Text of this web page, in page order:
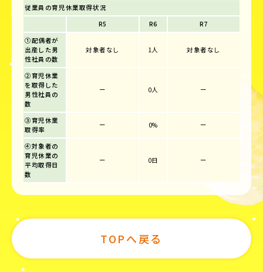
従業員の育児休業取得状況
R5
R6
R7
①配偶者が
出産した男
性社員の数
対象者なし 1人 対象者なし
②育児休業
を取得した
男性社員の
数
ー 0人 ー
③育児休業
取得率
ー 0% ー
④対象者の
育児休業の
平均取得日
数
ー 0日 ー
TOPへ戻る